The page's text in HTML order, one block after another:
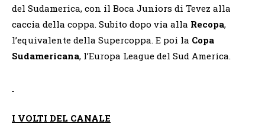
del Sudamerica, con il Boca Juniors di Tevez alla
caccia della coppa. Subito dopo via alla Recopa,
l’equivalente della Supercoppa. E poi la Copa
Sudamericana, l’Europa League del Sud America.
I VOLTI DEL CANALE